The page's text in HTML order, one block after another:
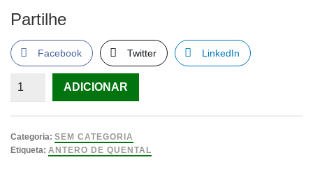
Partilhe
Facebook Twitter LinkedIn
Quantidade
de
Quental
ADICIONAR
Categoria: SEM CATEGORIA
Etiqueta: ANTERO DE QUENTAL